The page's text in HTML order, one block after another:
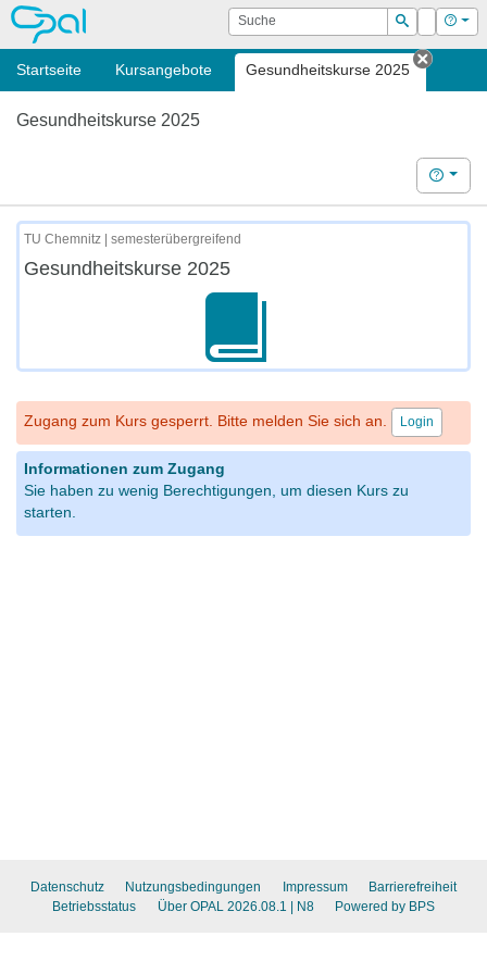
OPAL Suche
Suchen
Login Hilfe
Startseite Kursangebote Gesundheitskurse 2025
Tab
Gesundheitskurse 2025
Hilfe
TU Chemnitz | semesterübergreifend
Gesundheitskurse 2025
Zugang zum Kurs gesperrt. Bitte melden Sie sich an. Login
Informationen zum Zugang
Sie haben zu wenig Berechtigungen, um diesen Kurs zu
starten.
Datenschutz Nutzungsbedingungen Impressum
Barrierefreiheit
Betriebsstatus
Über OPAL 2026.08.1 | N8 Powered by BPS